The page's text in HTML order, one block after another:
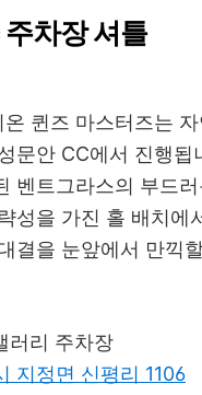
차장 셔틀
퀸즈 마스터즈는
문안 CC에서 진행됩
벤트그라스의 부드
성을 가진 홀 배치에
결을 눈앞에서 만끽
러리 주차장
지정면 신평리 1106